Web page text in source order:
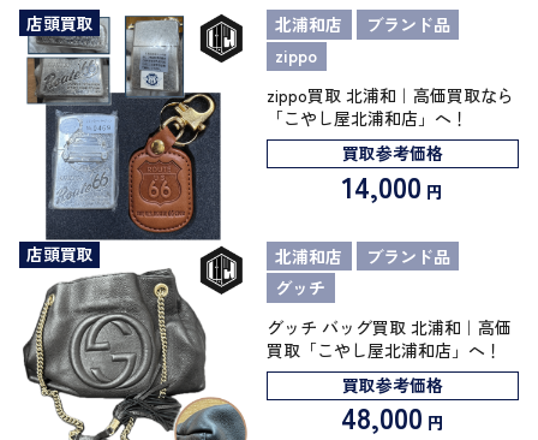
店頭買取 北浦和店
ブランド品
zippo
zippo買取 北浦和｜高価買取なら
「こやし屋北浦和店」へ！
買取参考価格
14,000 円
店頭買取 北浦和店
ブランド品
グッチ
グッチ バッグ買取 北浦和｜高価
買取「こやし屋北浦和店」へ！
買取参考価格
48,000 円